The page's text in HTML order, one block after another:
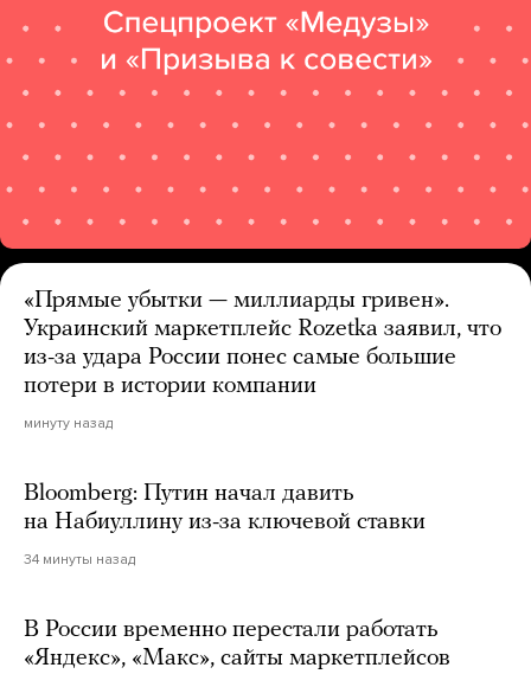
«Прямые убытки — миллиарды гривен».
Украинский маркетплейс Rozetka заявил, что
из-за удара России понес самые большие
потери в истории компании
минуту назад
Bloomberg: Путин начал давить
на Набиуллину из-за ключевой ставки
34 минуты назад
В России временно перестали работать
«Яндекс», «Макс», сайты маркетплейсов